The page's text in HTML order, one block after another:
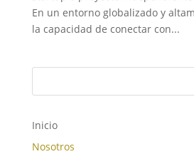
En un entorno globalizado y
la capacidad de conectar con...
Inicio
Nosotros